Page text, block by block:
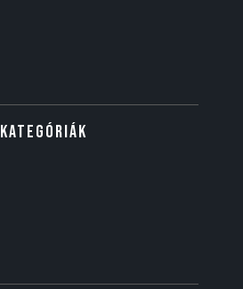
Kategóriák